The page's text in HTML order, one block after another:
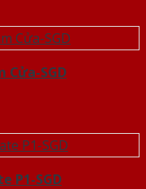
Cửa-SGD
P1-SGD